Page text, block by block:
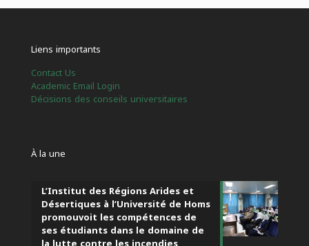
Liens importants
Contact Us
Academic Email Login
Décisions des conseils universitaires
À la une
L’Institut des Régions Arides et
Désertiques à l’Université de Homs
promouvoit les compétences de
ses étudiants dans le domaine de